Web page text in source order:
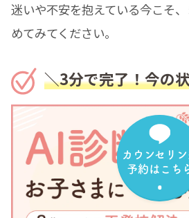
迷いや不安を抱えている今こそ
めてみてください。
＼3分で完了！今の
カウンセリン
予約はこち